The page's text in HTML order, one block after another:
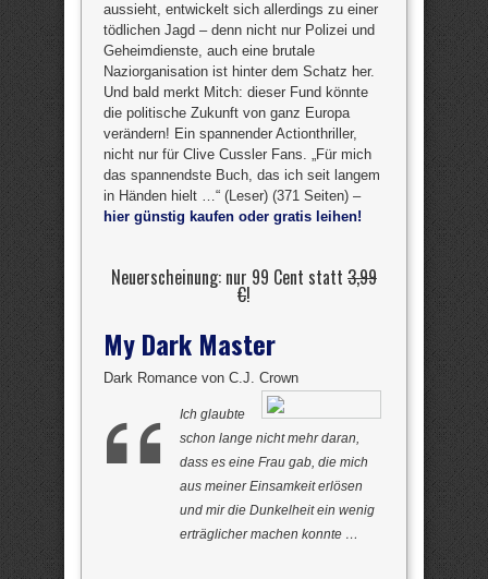
aussieht, entwickelt sich allerdings zu einer
tödlichen Jagd – denn nicht nur Polizei und
Geheimdienste, auch eine brutale
Naziorganisation ist hinter dem Schatz her.
Und bald merkt Mitch: dieser Fund könnte
die politische Zukunft von ganz Europa
verändern! Ein spannender Actionthriller,
nicht nur für Clive Cussler Fans. „Für mich
das spannendste Buch, das ich seit langem
in Händen hielt …“ (Leser) (371 Seiten) –
hier günstig kaufen oder gratis leihen!
Neuerscheinung: nur 99 Cent statt 3,99
€!
My Dark Master
Dark Romance von C.J. Crown
Ich glaubte
schon lange nicht mehr daran,
dass es eine Frau gab, die mich
aus meiner Einsamkeit erlösen
und mir die Dunkelheit ein wenig
erträglicher machen konnte …